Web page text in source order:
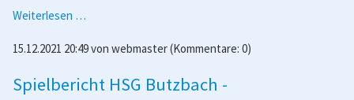
Weiterlesen …
2
HSG
15.12.2021 20:49von webmaster(Kommentare: 0)
Spielbericht HSG Butzbach -